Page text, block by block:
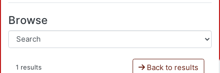
Browse
1 results Back to results